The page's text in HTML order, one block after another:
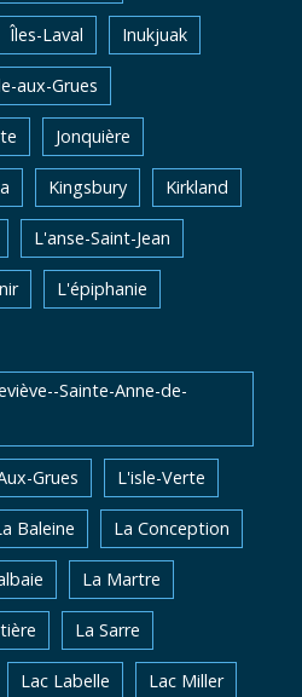
Îles-Laval Inukjuak
aux-Grues
Jonquière
Kingsbury Kirkland
L'anse-Saint-Jean
L'épiphanie
Sainte-Anne-de-
Grues L'isle-Verte
Baleine La Conception
La Martre
La Sarre
Lac Labelle Lac Miller